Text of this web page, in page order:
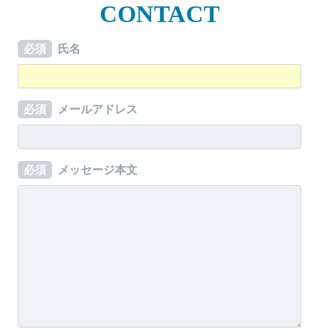
CONTACT
必須 氏名
必須 メールアドレス
必須 メッセージ本文